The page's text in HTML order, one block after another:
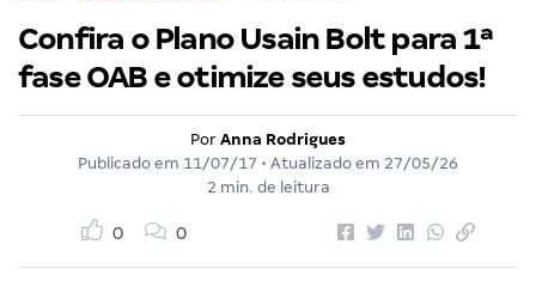
Confira o Plano Usain Bolt para 1ª
fase OAB e otimize seus estudos!
Por Anna Rodrigues
Publicado em 11/07/17 • Atualizado em 27/05/26
2 min. de leitura
0 0